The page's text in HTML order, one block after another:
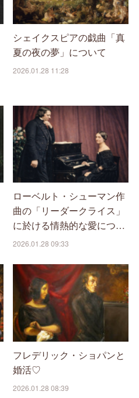
シェイクスピアの戯曲「真
夏の夜の夢」について
2026.01.28 11:28
ローベルト・シューマン作
曲の「リーダークライス」
に於ける情熱的な愛につ…
2026.01.28 09:33
フレデリック・ショパンと
婚活♡
2026.01.28 08:39